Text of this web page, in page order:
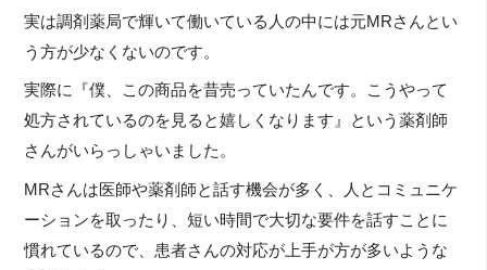
実は調剤薬局で輝いて働いている人の中には元MRさんとい
う方が少なくないのです。
実際に『僕、この商品を昔売っていたんです。こうやって
処方されているのを見ると嬉しくなります』という薬剤師
さんがいらっしゃいました。
MRさんは医師や薬剤師と話す機会が多く、人とコミュニケ
ーションを取ったり、短い時間で大切な要件を話すことに
慣れているので、患者さんの対応が上手が方が多いような